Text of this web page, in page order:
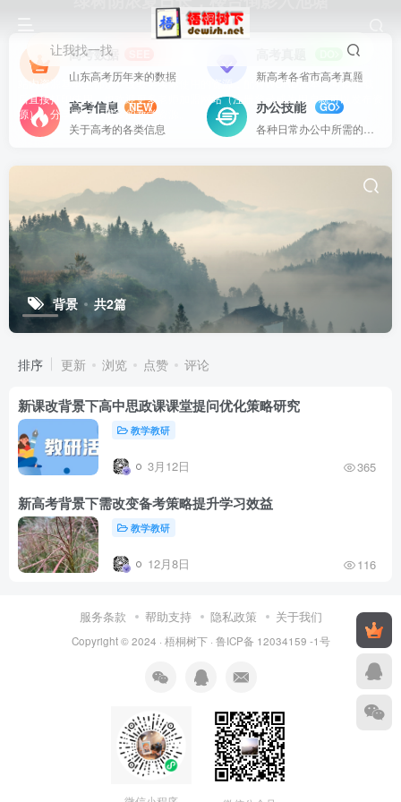
让我找一找
站内资源基本上都是一线教学实际使用的资源，配有WORD版本，可以下载
后直接打印使用。也欢迎更多老师加盟网站（注册登录成为用户就可以发布资
源），分享更好、更多的教学资源。
高考数据
山东高考历年来的数据
新高考各省市高考真题
高考信息
NEW
关于高考的各类信息
办公技能
GO
背景 共2篇
排序 更新 浏览 点赞 评论
新课改背景下高中思政课课堂提问优化策略研究
教学教研
3月12日 365
新高考背景下需改变备考策略提升学习效益
教学教研
12月8日 116
服务条款 帮助支持 隐私政策 关于我们
Copyright © 2024 · 梧桐树下· 鲁ICP备 12034159 -1号